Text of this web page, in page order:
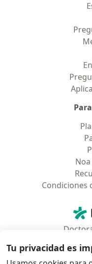
Condiciones
Municipio:
Tu privacidad es